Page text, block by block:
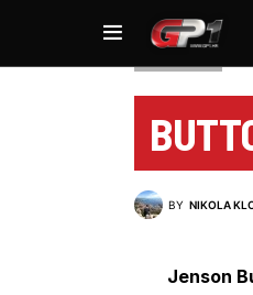
BY NIKOLA
Jenson